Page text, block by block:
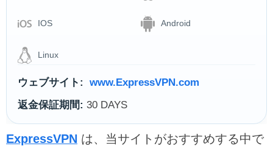
IOS Android
Linux
ウェブサイト:
www.ExpressVPN.com
返金保証期間: 30 DAYS
ExpressVPN は、当サイトがおすすめする中で